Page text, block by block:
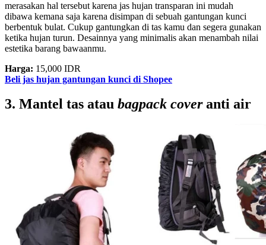
merasakan hal tersebut karena jas hujan transparan ini mudah
dibawa kemana saja karena disimpan di sebuah gantungan kunci
berbentuk bulat. Cukup gantungkan di tas kamu dan segera gunakan
ketika hujan turun. Desainnya yang minimalis akan menambah nilai
estetika barang bawaanmu.
Harga: 15,000 IDR
Beli jas hujan gantungan kunci di Shopee
3. Mantel tas atau bagpack coveranti air